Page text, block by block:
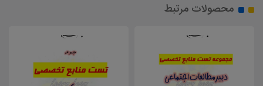
محصولات مرتبط